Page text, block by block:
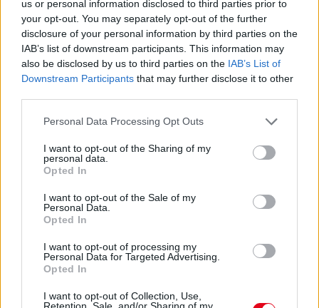
us or personal information disclosed to third parties prior to
your opt-out. You may separately opt-out of the further
disclosure of your personal information by third parties on the
IAB’s list of downstream participants. This information may
also be disclosed by us to third parties on the IAB’s List of
Downstream Participants that may further disclose it to other
Please note that this website/app uses one or more Google
not limited to your visit or usage behaviour. You may click to
grant or deny consent to Google and its third-party tags to
use your data for below specified purposes in below Google
consent section.
Personal Data Processing Opt Outs
I want to opt-out of the Sharing of my
personal data.
Opted In
I want to opt-out of the Sale of my
Personal Data.
Opted In
I want to opt-out of processing my
Personal Data for Targeted Advertising.
Opted In
I want to opt-out of Collection, Use,
Retention, Sale, and/or Sharing of my
SZÓDABIKARBÓNÁVAL: EZZEL LESZ
ÚJRA CSILLOGÓ A VÍZKÖVES CSAP
A legjobb trükk
Te szoktad?
08. 02.
SOKAN ROSSZUL TÁROLJÁK A GYÓGYSZEREIKET –
EMIATT CSÖKKENHET A HATÁSUK
Érdemes odafigyelni rá
08. 01.
EGYRE TÖBB FIATALNÁL JELENTKEZIK EZ A
VITAMINHIÁNY – ILYEN JELEKRE FIGYELJ
07. 31.
NEM A CITROMSAV, AZ ECET VAGY A
SZÓDABIKARBÓNA A LEGERŐSEBB: EZT HASZNÁLJÁK A
SZÁLLODÁKBAN A VÍZKŐ ELLEN
Ez a szer tényleg eltünteti a vízkövet